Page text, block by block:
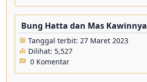
Bung Hatta dan Mas Kawinnya
Tanggal terbit: 27 Maret 2023
Dilihat: 5,527
0 Komentar